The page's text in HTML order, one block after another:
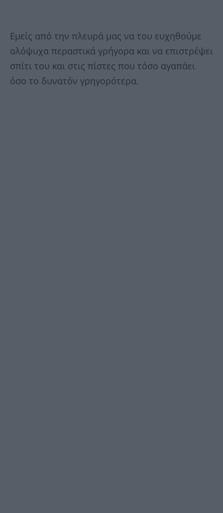
Εμείς από την πλευρά μας να του ευχηθούμε
ολόψυχα περαστικά γρήγορα και να επιστρέψει
σπίτι του και στις πίστες που τόσο αγαπάει
όσο το δυνατόν γρηγορότερα.